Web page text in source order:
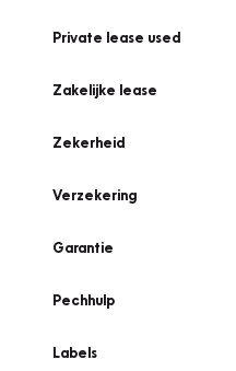
Private lease used
Zakelijke lease
Zekerheid
Verzekering
Garantie
Pechhulp
Labels